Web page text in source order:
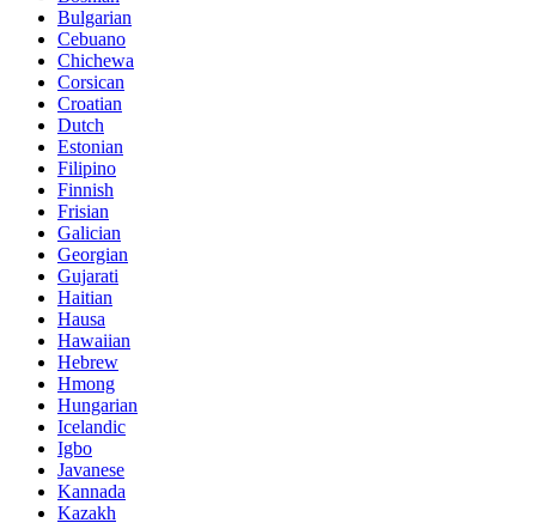
Bulgarian
Cebuano
Chichewa
Corsican
Croatian
Dutch
Estonian
Filipino
Finnish
Frisian
Galician
Georgian
Gujarati
Haitian
Hausa
Hawaiian
Hebrew
Hmong
Hungarian
Icelandic
Igbo
Javanese
Kannada
Kazakh